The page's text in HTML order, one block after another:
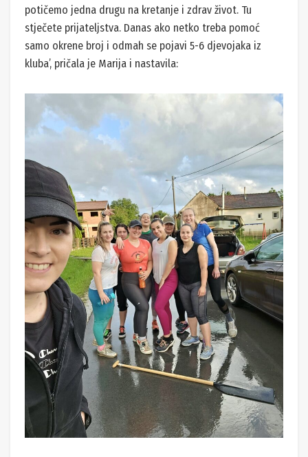
potičemo jedna drugu na kretanje i zdrav život. Tu
stječete prijateljstva. Danas ako netko treba pomoć
samo okrene broj i odmah se pojavi 5-6 djevojaka iz
kluba’, pričala je Marija i nastavila: